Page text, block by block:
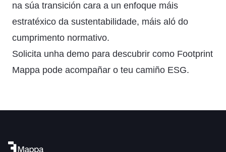
na súa transición cara a un enfoque máis
estratéxico da sustentabilidade, máis aló do
cumprimento normativo.
Solicita unha demo para descubrir como Footprint
Mappa pode acompañar o teu camiño ESG.